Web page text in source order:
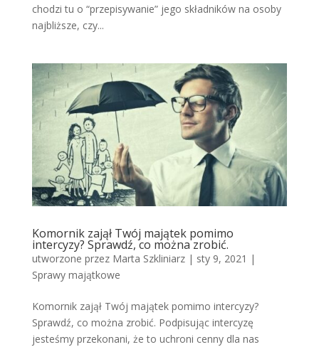
chodzi tu o “przepisywanie” jego składników na osoby
najbliższe, czy...
Komornik zajął Twój majątek pomimo
intercyzy? Sprawdź, co można zrobić.
utworzone przez Marta Szkliniarz| sty 9, 2021 |
Sprawy majątkowe
Komornik zajął Twój majątek pomimo intercyzy?
Sprawdź, co można zrobić. Podpisując intercyzę
jesteśmy przekonani, że to uchroni cenny dla nas